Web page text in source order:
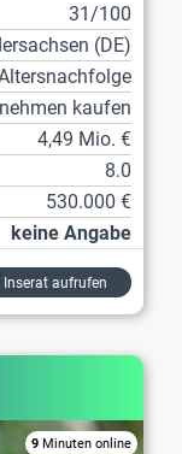
31/100
(DE)
kaufen
4,49 Mio. €
8.0
530.000 €
keine Angabe
Inserat aufrufen
9 Minuten online